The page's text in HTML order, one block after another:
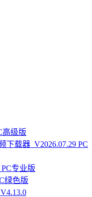
高级版
下载器_V2026.07.29 PC
专业版
绿色版